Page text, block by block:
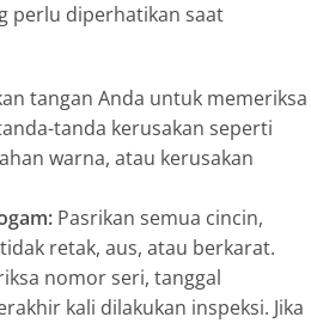
perlu diperhatikan saat
tangan Anda untuk memeriksa
tanda kerusakan seperti
warna, atau kerusakan
Pasrikan semua cincin,
retak, aus, atau berkarat.
nomor seri, tanggal
kali dilakukan inspeksi. Jika